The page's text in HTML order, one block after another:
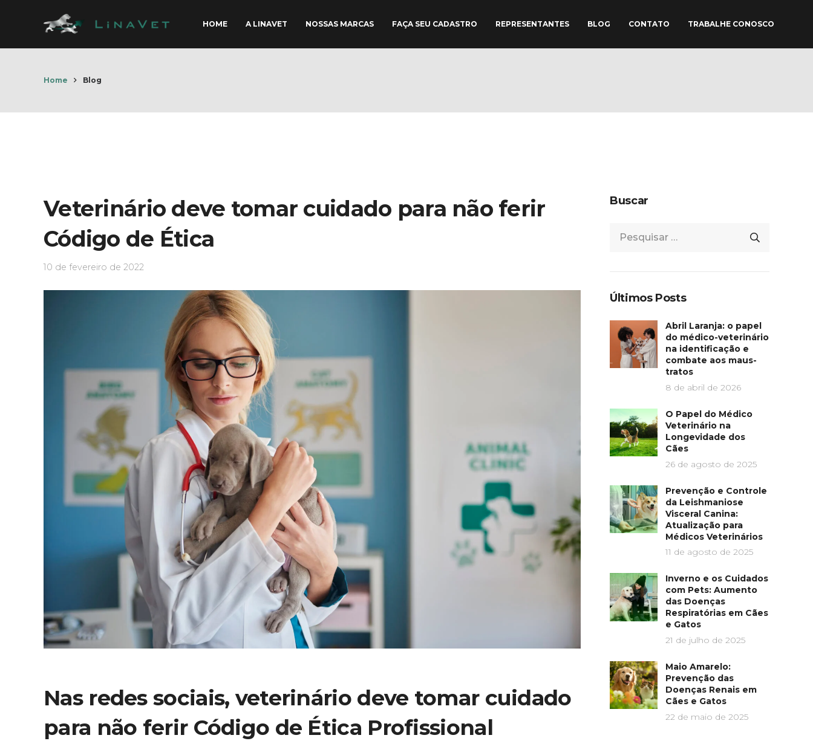
HOME A LINAVET NOSSAS MARCAS FAÇA SEU CADASTRO REPRESENTANTES BLOG CONTATO TRABALHE CONOSCO
Home Blog
Veterinário deve tomar cuidado para não ferir
Código de Ética
10 de fevereiro de 2022
Nas redes sociais, veterinário deve tomar cuidado
para não ferir Código de Ética Profissional
Buscar
Pesquisar
Últimos Posts
Abril Laranja: o papel
do médico-veterinário
na identificação e
combate aos maus-
tratos
8 de abril de 2026
O Papel do Médico
Veterinário na
Longevidade dos
Cães
26 de agosto de 2025
Prevenção e Controle
da Leishmaniose
Visceral Canina:
Atualização para
Médicos Veterinários
11 de agosto de 2025
Inverno e os Cuidados
com Pets: Aumento
das Doenças
Respiratórias em Cães
e Gatos
21 de julho de 2025
Maio Amarelo:
Prevenção das
Doenças Renais em
Cães e Gatos
22 de maio de 2025